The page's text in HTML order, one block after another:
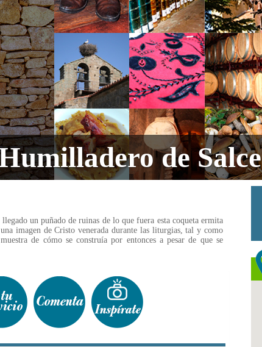
de Salce
un puñado de ruinas de lo que fuera esta coqueta ermita
imagen de Cristo venerada durante las liturgias, tal y como
de cómo se construía por entonces a pesar de que se